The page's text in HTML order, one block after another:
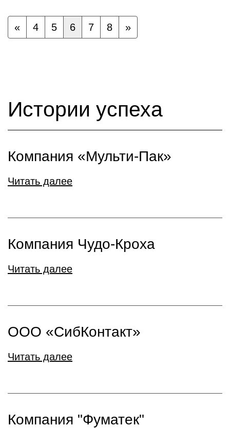
« 4 5 6 7 8 »
Истории успеха
Компания «Мульти-Пак»
Читать далее
Компания Чудо-Кроха
Читать далее
ООО «СибКонтакт»
Читать далее
Компания "Фуматек"